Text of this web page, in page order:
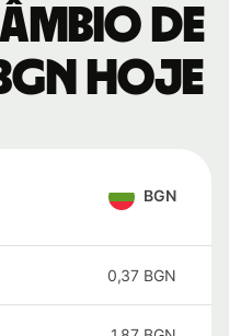
de
hoje
BGN
0,37 BGN